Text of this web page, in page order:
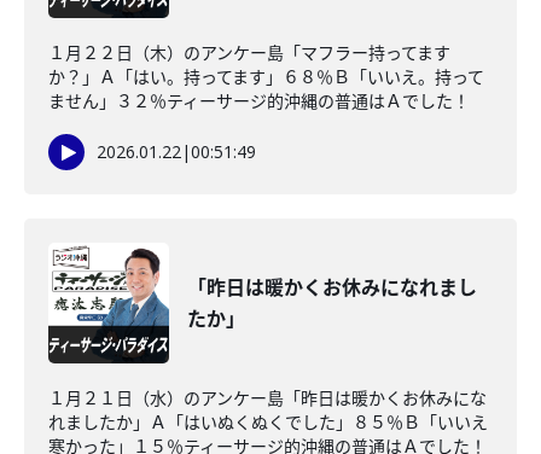
１月２２日（木）のアンケー島「マフラー持ってます
か？」Ａ「はい。持ってます」６８％Ｂ「いいえ。持って
ません」３２％ティーサージ的沖縄の普通はＡでした！
2026.01.22|00:51:49
「昨日は暖かくお休みになれまし
たか」
１月２１日（水）のアンケー島「昨日は暖かくお休みにな
れましたか」Ａ「はいぬくぬくでした」８５％Ｂ「いいえ
寒かった」１５％ティーサージ的沖縄の普通はＡでした！